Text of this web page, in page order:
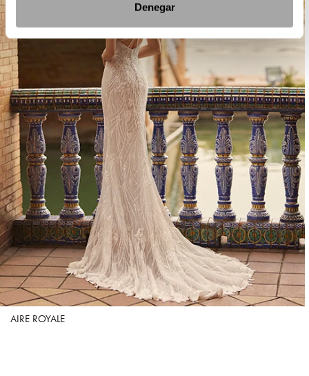
Denegar
AIRE ROYALE